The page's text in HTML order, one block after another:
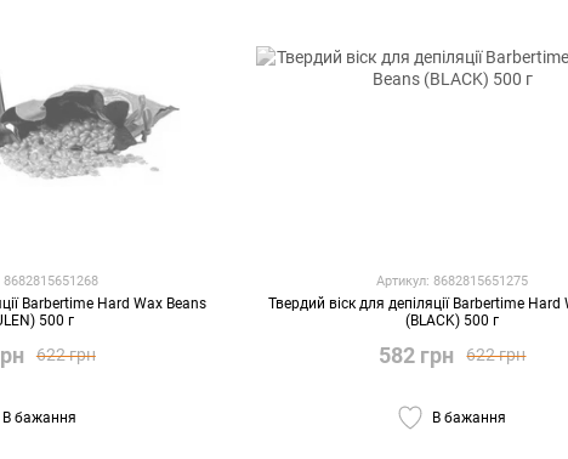
8682815651268
Barbertime Hard Wax Beans
500 г
622 грн
В бажання
Артикул: 8682815651275
Твердий віск для депіляції Barbertime Hard
(BLACK) 500 г
622 грн
582 грн
В бажання